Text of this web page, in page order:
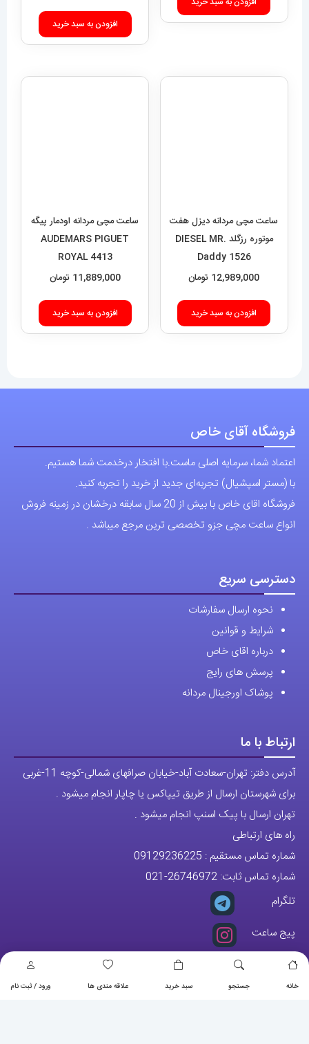
خانه جستجو سبد خرید علاقه مندی ها ورود / ثبت نام
افزودن به سبد خرید
12,989,000 تومان
افزودن به سبد خرید
11,889,000 تومان
افزودن به سبد خرید
با (مستر اسپشیال) تجربه‌ای جدید از خرید را تجربه کنید.
فروشگاه اقای خاص با بیش از 20 سال سابقه درخشان در زمینه فروش
انواع ساعت مچی جزو تخصصی ترین مرجع میباشد .
دسترسی سریع
شرایط و قوانین
درباره اقای خاص
پرسش های رایج
پوشاک اورجینال مردانه
ارتباط با ما
برای شهرستان ارسال از طریق تیپاکس یا چاپار انجام میشود .
تهران ارسال با پیک اسنپ انجام میشود .
راه های ارتباطی
شماره تماس مستقیم :
09129236225
شماره تماس ثابت:
26746972
تلگرام
پیج ساعت
مجوزها